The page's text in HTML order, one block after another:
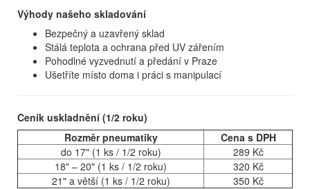
Výhody našeho skladování
Bezpečný a uzavřený sklad
Stálá teplota a ochrana před UV zářením
Pohodlné vyzvednutí a předání v Praze
Ušetříte místo doma i práci s manipulací
Ceník uskladnění (1/2 roku)
Rozměr pneumatiky
Cena s DPH
do 17" (1 ks / 1/2 roku)
289 Kč
18" – 20" (1 ks / 1/2 roku)
320 Kč
21" a větší (1 ks / 1/2 roku)
350 Kč